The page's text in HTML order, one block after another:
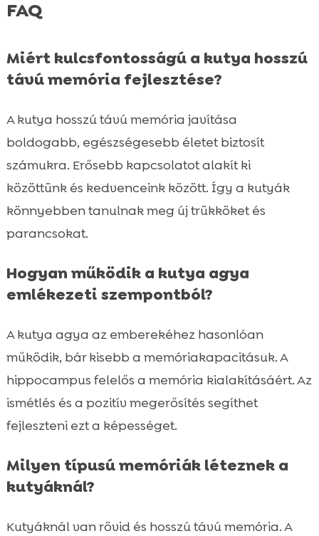
FAQ
Miért kulcsfontosságú a kutya hosszú
távú memória fejlesztése?
A kutya hosszú távú memória javítása
boldogabb, egészségesebb életet biztosít
számukra. Erősebb kapcsolatot alakít ki
közöttünk és kedvenceink között. Így a kutyák
könnyebben tanulnak meg új trükköket és
parancsokat.
Hogyan működik a kutya agya
emlékezeti szempontból?
A kutya agya az emberekéhez hasonlóan
működik, bár kisebb a memóriakapacitásuk. A
hippocampus felelős a memória kialakításáért. Az
ismétlés és a pozitív megerősítés segíthet
fejleszteni ezt a képességet.
Milyen típusú memóriák léteznek a
kutyáknál?
Kutyáknál van rövid és hosszú távú memória. A